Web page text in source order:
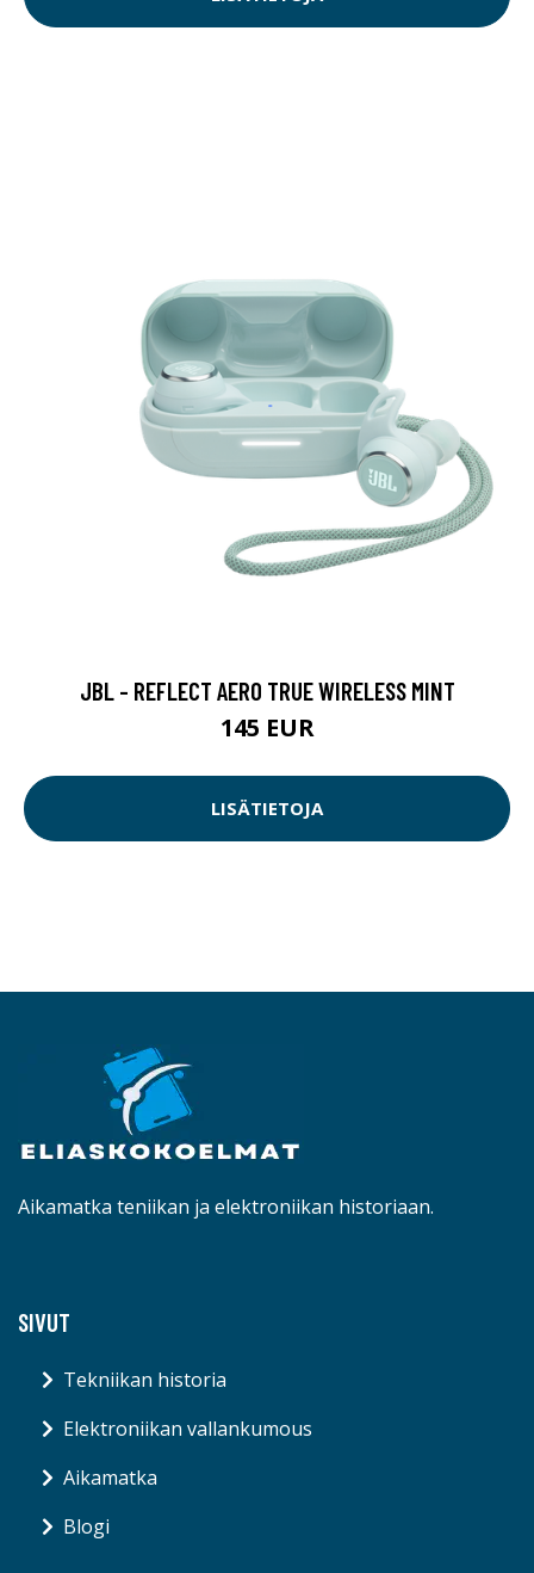
JBL - REFLECT AERO TRUE WIRELESS MINT
145 EUR
LISÄTIETOJA
Aikamatka teniikan ja elektroniikan historiaan.
SIVUT
Tekniikan historia
Elektroniikan vallankumous
Aikamatka
Blogi